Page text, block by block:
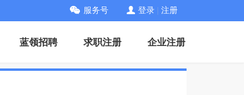
服务号 登录 注册
蓝领招聘 求职注册 企业注册